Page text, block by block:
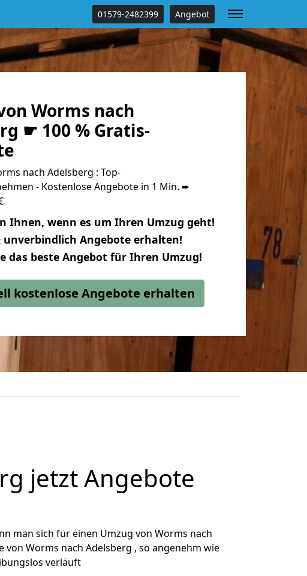
01579-2482399 Angebot
Worms nach
☛ 100 % Gratis-
nach Adelsberg : Top-
- Kostenlose Angebote in 1 Min. ➨
Ihnen, wenn es um Ihren Umzug geht!
unverbindlich Angebote erhalten!
das beste Angebot für Ihren Umzug!
kostenlose Angebote erhalten
jetzt Angebote
man sich für einen Umzug von Worms nach
Worms nach Adelsberg , so angenehm wie
verläuft